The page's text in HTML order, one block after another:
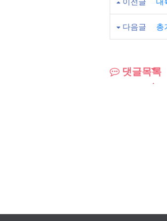
다음글 총
댓글목록